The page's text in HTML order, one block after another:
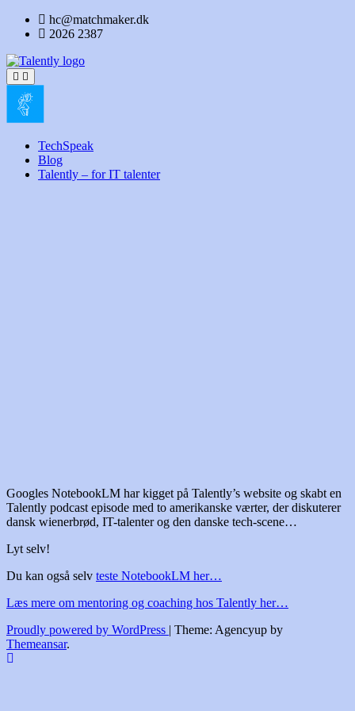
Skip
hc@matchmaker.dk
2026 2387
TechSpeak
Blog
Talently – for IT talenter
Googles NotebookLM har kigget på Talently’s website og skabt en
Talently podcast episode med to amerikanske værter, der diskuterer
dansk wienerbrød, IT-talenter og den danske tech-scene…
Lyt selv!
Du kan også selv teste NotebookLM her…
Læs mere om mentoring og coaching hos Talently her…
Proudly powered by WordPress | Theme: Agencyup by
Themeansar.